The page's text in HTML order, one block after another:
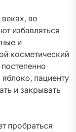
во
избавляться
и
косметический
пациенту
и закрывать
пробраться